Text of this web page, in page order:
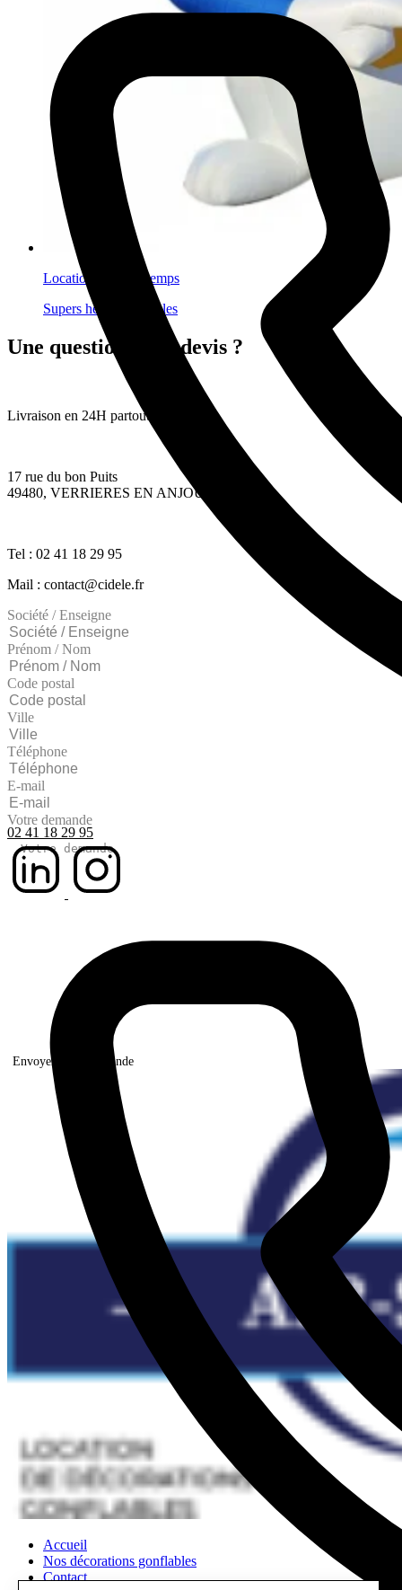
Location lapin du temps
Supers héros gonflables
Une question ? Un devis ?
Livraison en 24H partout en France
17 rue du bon Puits
49480, VERRIERES EN ANJOU
Tel : 02 41 18 29 95
Mail : contact@cidele.fr
Société / Enseigne
Prénom / Nom
Code postal
Ville
Téléphone
E-mail
Votre demande
Envoyer votre demande
Accueil
Nos décorations gonflables
Contact
02 41 18 29 95